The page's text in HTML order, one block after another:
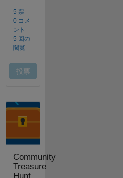
Community
Treasure
Hunt